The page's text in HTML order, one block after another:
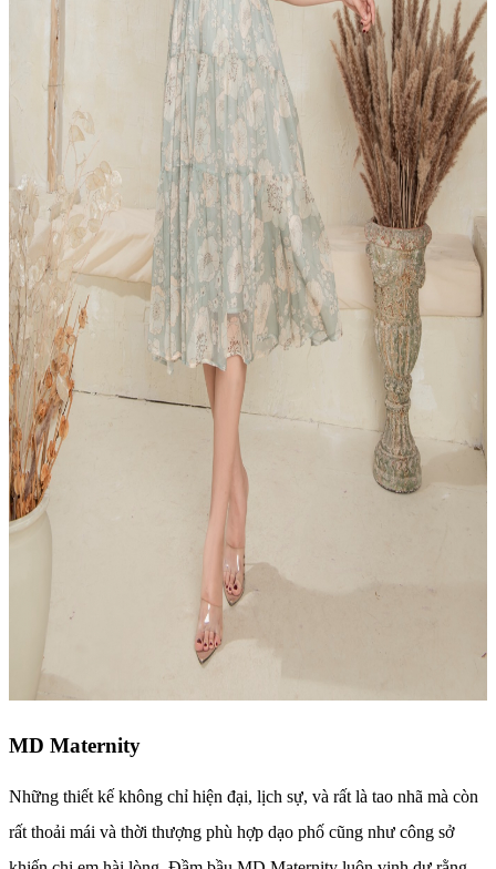
MD Maternity
Những thiết kế không chỉ hiện đại, lịch sự, và rất là tao nhã mà còn
rất thoải mái và thời thượng phù hợp dạo phố cũng như công sở